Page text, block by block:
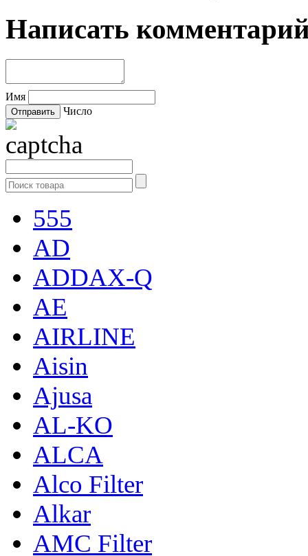
Написать
Имя
Число
555
AD
ADDAX-Q
AE
AIRLINE
Aisin
Ajusa
AL-KO
ALCA
Alco Filter
Alkar
AMC Filter